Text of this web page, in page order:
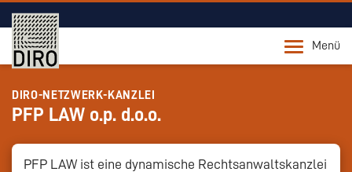
Menü
DIRO-NETZWERK-KANZLEI
PFP LAW o.p. d.o.o.
PFP LAW ist eine dynamische Rechtsanwaltskanzlei